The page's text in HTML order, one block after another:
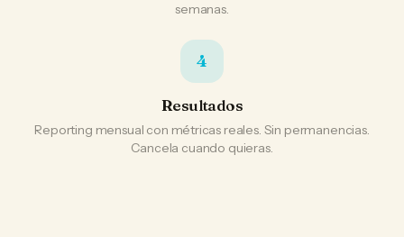
semanas.
4
Resultados
Reporting mensual con métricas reales. Sin permanencias.
Cancela cuando quieras.